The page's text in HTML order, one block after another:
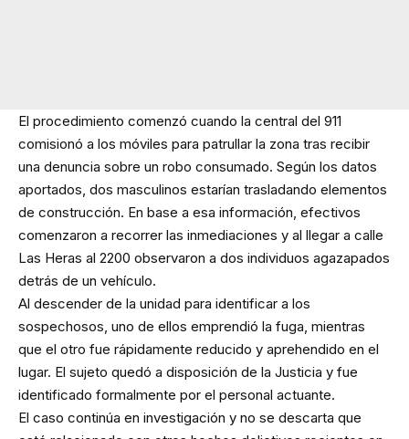
El procedimiento comenzó cuando la central del 911
comisionó a los móviles para patrullar la zona tras recibir
una denuncia sobre un robo consumado. Según los datos
aportados, dos masculinos estarían trasladando elementos
de construcción. En base a esa información, efectivos
comenzaron a recorrer las inmediaciones y al llegar a calle
Las Heras al 2200 observaron a dos individuos agazapados
detrás de un vehículo.
Al descender de la unidad para identificar a los
sospechosos, uno de ellos emprendió la fuga, mientras
que el otro fue rápidamente reducido y aprehendido en el
lugar. El sujeto quedó a disposición de la Justicia y fue
identificado formalmente por el personal actuante.
El caso continúa en investigación y no se descarta que